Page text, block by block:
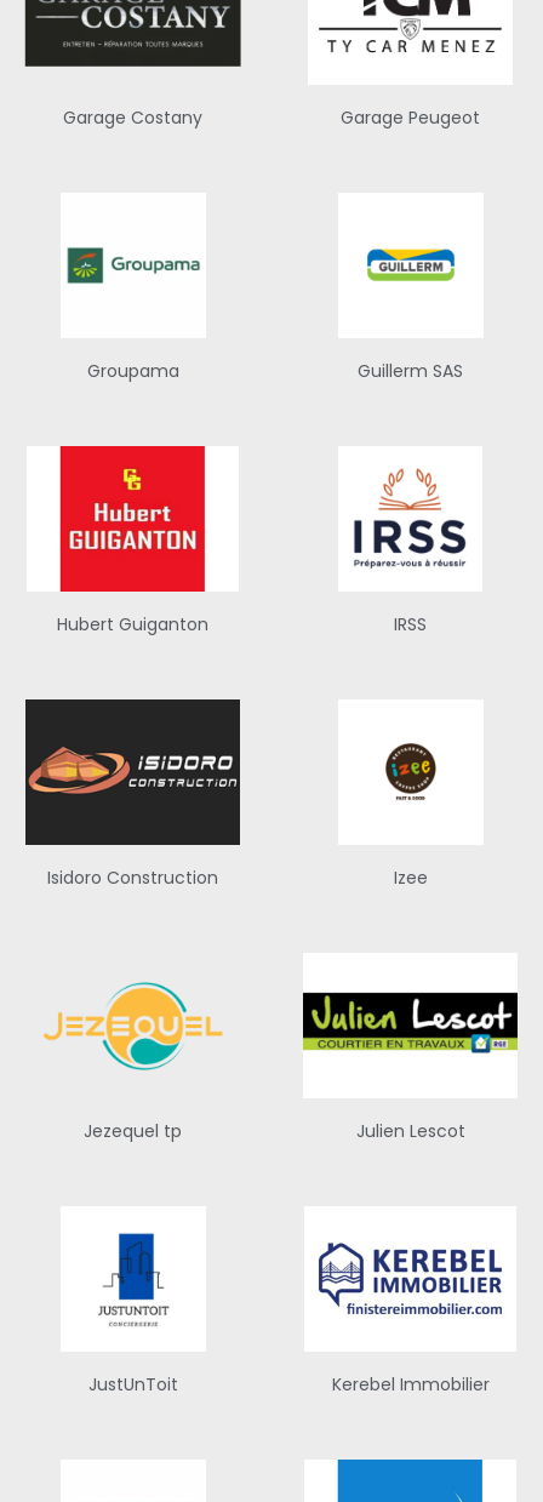
Garage Costany Garage Peugeot
Groupama Guillerm SAS
Hubert Guiganton IRSS
Isidoro Construction Izee
Jezequel tp Julien Lescot
JustUnToit Kerebel Immobilier